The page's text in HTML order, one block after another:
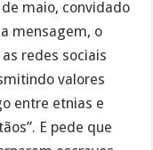
maio, convidado
mensagem, o
redes sociais
valores
entre etnias e
E pede que